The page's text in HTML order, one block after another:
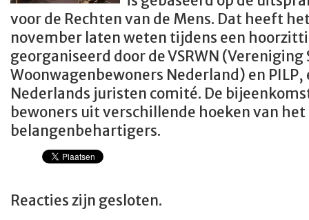
voor de Rechten van de Mens. Dat heeft
november laten weten tijdens een
georganiseerd door de VSRWN (Vereniging
Woonwagenbewoners Nederland) en
Nederlands juristen comité. De
bewoners uit verschillende hoeken van
belangenbehartigers.
Reacties zijn gesloten.